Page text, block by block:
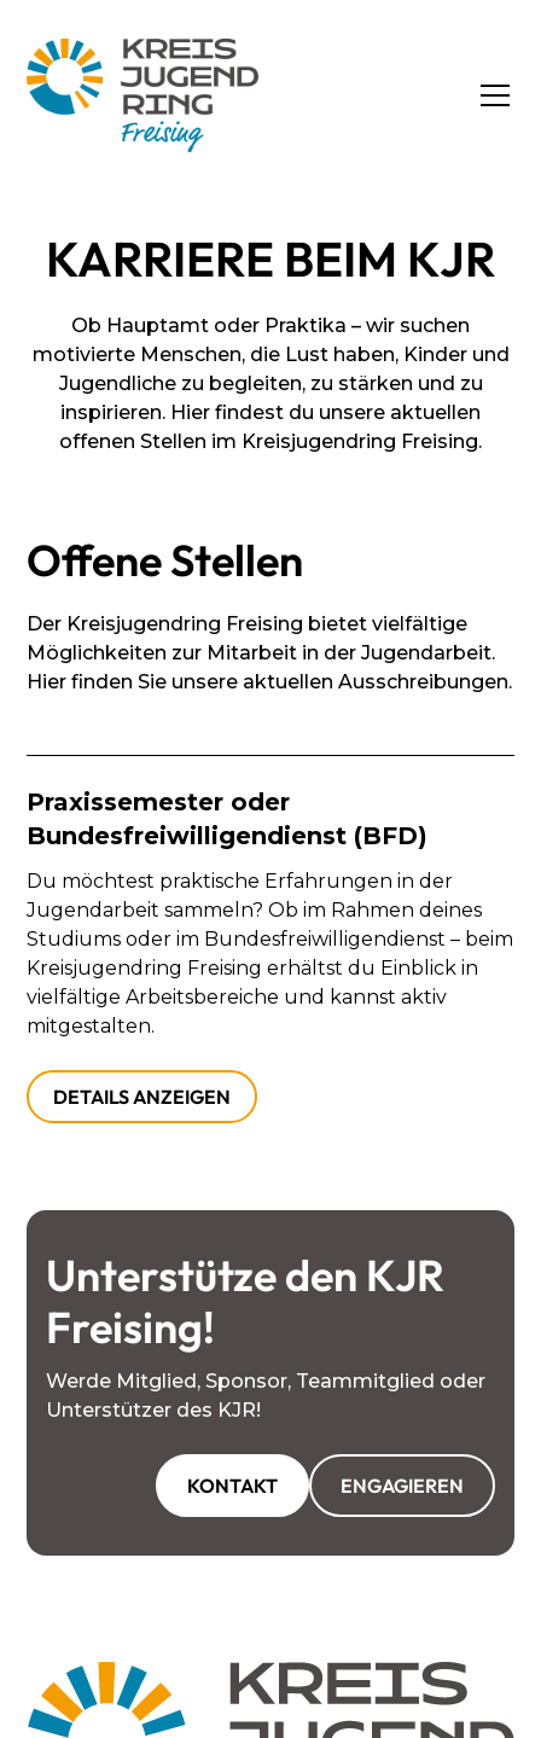
KARRIERE BEIM KJR
Ob Hauptamt oder Praktika – wir suchen
motivierte Menschen, die Lust haben, Kinder und
Jugendliche zu begleiten, zu stärken und zu
inspirieren. Hier findest du unsere aktuellen
offenen Stellen im Kreisjugendring Freising.
Offene Stellen
Der Kreisjugendring Freising bietet vielfältige
Möglichkeiten zur Mitarbeit in der Jugendarbeit.
Hier finden Sie unsere aktuellen Ausschreibungen.
Praxissemester oder
Bundesfreiwilligendienst (BFD)
Du möchtest praktische Erfahrungen in der
Jugendarbeit sammeln? Ob im Rahmen deines
Studiums oder im Bundesfreiwilligendienst – beim
Kreisjugendring Freising erhältst du Einblick in
vielfältige Arbeitsbereiche und kannst aktiv
mitgestalten.
DETAILS ANZEIGEN
Unterstütze den KJR
Freising!
Werde Mitglied, Sponsor, Teammitglied oder
Unterstützer des KJR!
KONTAKT ENGAGIEREN